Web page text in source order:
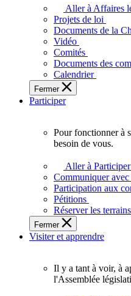
adopte
touchent
des
Ontariennes
et
Aller à Affaires
Projets de loi
Documents de la
Vidéo
Comités
Documents des
Calendrier
Fermer
Participer
plein
potentiel,
l'Assemblée
a
besoin
de
Pour fonctionner à
besoin de vous.
Aller à Participer
Communiquer
Participation aux
Pétitions
Réserver les terrains
Fermer
Visiter et apprendre
Il y a tant à voir, à
l'Assemblée